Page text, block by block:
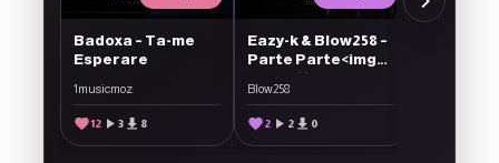
Badoxa – Ta-me
Esperare
1musicmoz
12 3 8
Eazy-k & Blow258 –
Parte Parte<img
src='https://1musicmoz.com/wp-
content/plugins/ForArtists/
style='display:
inline-block;
Blow258
2 2 0